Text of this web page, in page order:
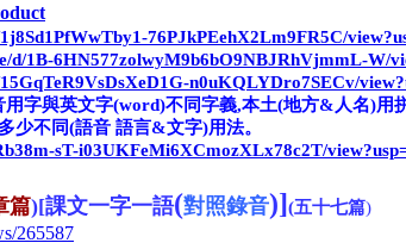
76PJkPEehX2Lm9FR5C/
d/1B-6HN577zolwyM9b6bO9NBJRhVjmmL-W/
n0uKQLYDro7SECv/
字與英文字(word)不同字義,本土(地方&人名)用
不同(語音 語言&文字)用法。
sT-i03UKFeMi6XCmozXLx78c2T/
篇)[課文一字一語(對照錄音)](五十七篇)
265587